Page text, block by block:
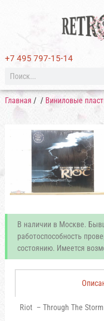
+7 495 797-15-14
Главная / / Виниловые
В наличии в Москве.
работоспособность
состоянию. Имеется
Riot – Through The Storm